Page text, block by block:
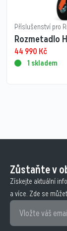
Příslušenství pro
Rozmetadlo
44 990 Kč
1 skladem
Zůstaňte v
Získejte aktuální
a více. Zde se